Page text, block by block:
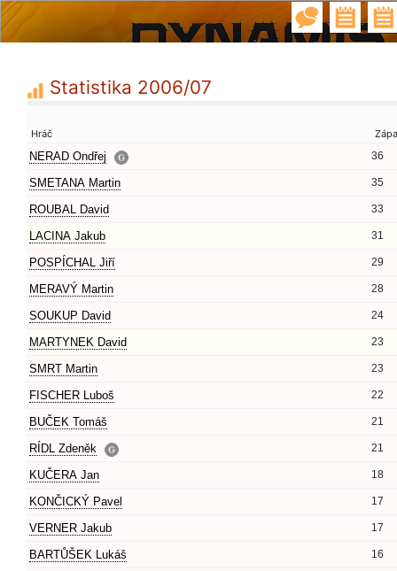
Statistika 2006/07
Hráč
NERAD Ondřej 36
SMETANA Martin 35
ROUBAL David 33
LACINA Jakub 31
POSPÍCHAL Jiří 29
MERAVÝ Martin 28
SOUKUP David 24
MARTYNEK David 23
SMRT Martin 23
FISCHER Luboš 22
BUČEK Tomáš 21
RÍDL Zdeněk 21
KUČERA Jan 18
KONČICKÝ Pavel 17
VERNER Jakub 17
BARTŮŠEK Lukáš 16